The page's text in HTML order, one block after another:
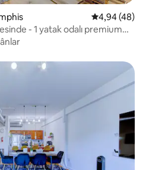
5 üzerinden
4,94 (48)
- 1 yatak odalı premium
beğenilenler arasında